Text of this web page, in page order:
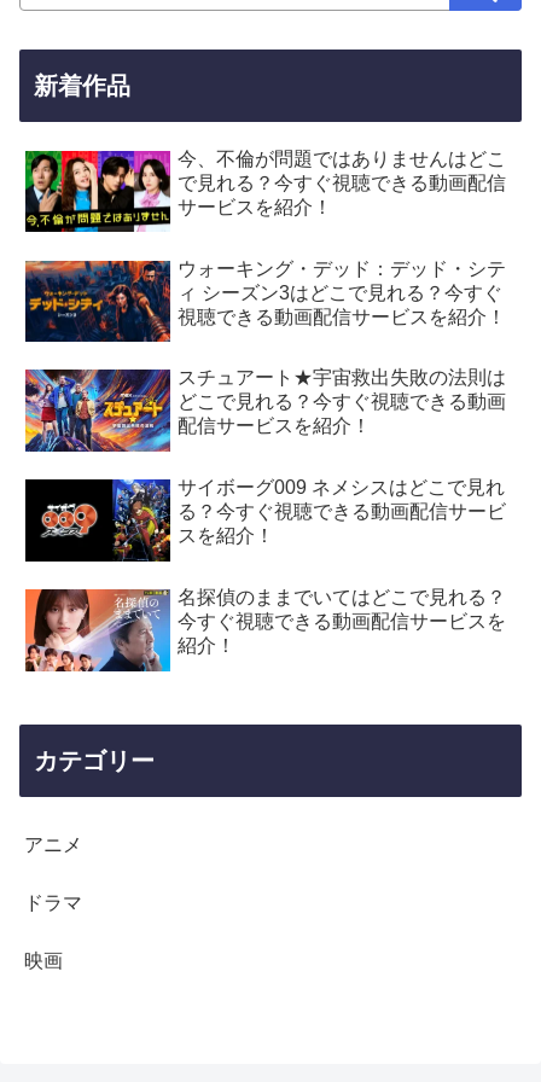
新着作品
今、不倫が問題ではありませんはどこ
で見れる？今すぐ視聴できる動画配信
サービスを紹介！
ウォーキング・デッド：デッド・シテ
ィ シーズン3はどこで見れる？今すぐ
視聴できる動画配信サービスを紹介！
スチュアート★宇宙救出失敗の法則は
どこで見れる？今すぐ視聴できる動画
配信サービスを紹介！
サイボーグ009 ネメシスはどこで見れ
る？今すぐ視聴できる動画配信サービ
スを紹介！
名探偵のままでいてはどこで見れる？
今すぐ視聴できる動画配信サービスを
紹介！
カテゴリー
アニメ
ドラマ
映画